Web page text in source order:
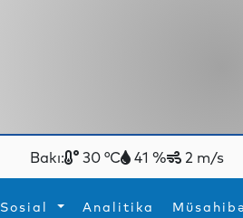
Bakı: 30 °C 41 % 2 m/s
Sosial Analitika Müsahibə